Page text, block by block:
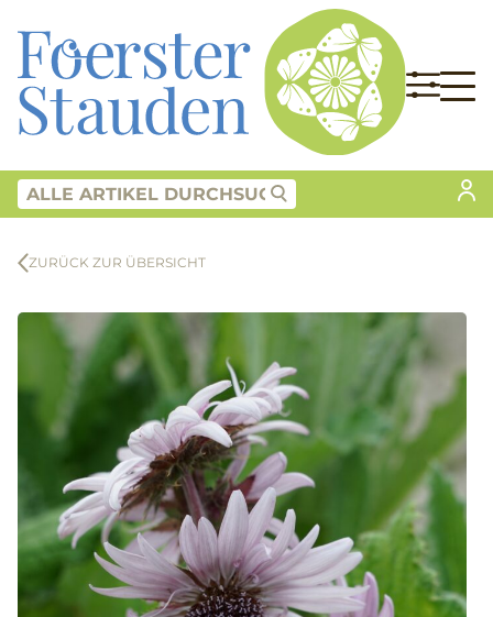
ZURÜCK ZUR ÜBERSICHT